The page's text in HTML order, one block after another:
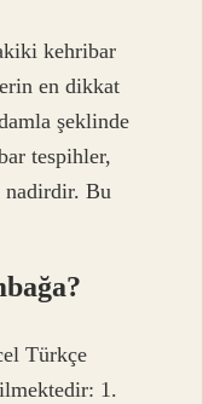
kehribar
en dikkat
şeklinde
tespihler,
nadirdir. Bu
Türkçe
1.